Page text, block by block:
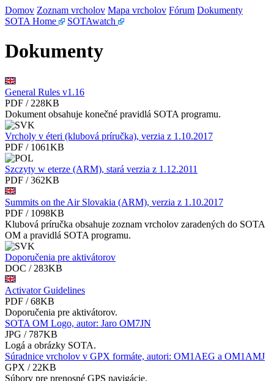
Domov Zoznam vrcholov Mapa vrcholov Fórum Dokumenty
SOTA Home
SOTAwatch
Dokumenty
General Rules v1.16
PDF / 228KB
Dokument obsahuje konečné pravidlá SOTA programu.
Vrcholy v éteri (klubová príručka), verzia z 1.10.2017
PDF / 1061KB
Szczyty w eterze (ARM), stará verzia z 1.12.2011
PDF / 362KB
Summits on the Air Slovakia (ARM), verzia z 1.10.2017
PDF / 1098KB
Klubová príručka obsahuje zoznam vrcholov zaradených do SOTA
OM a pravidlá SOTA programu.
Doporučenia pre aktivátorov
DOC / 283KB
Activator Guidelines
PDF / 68KB
Doporučenia pre aktivátorov.
SOTA OM Logo, autor: Jaro OM7JN
JPG / 787KB
Logá a obrázky SOTA.
Súradnice vrcholov v GPX formáte, autori: OM1AEG a OM1AMJ
GPX / 22KB
Súbory pre prenosné GPS navigácie.